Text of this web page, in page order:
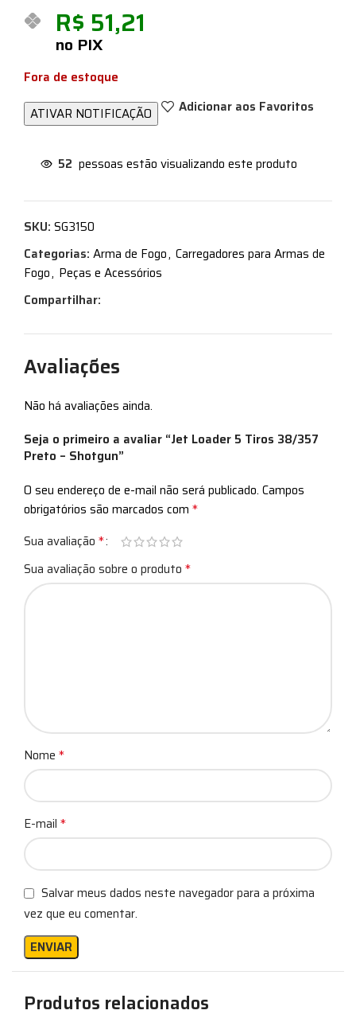
R$ 51,21
no PIX
Fora de estoque
Adicionar aos Favoritos
52 pessoas estão visualizando este produto
SKU: SG3150
Categorias: Arma de Fogo, Carregadores para Armas de
Fogo, Peças e Acessórios
Compartilhar:
Avaliações
Não há avaliações ainda.
Seja o primeiro a avaliar “Jet Loader 5 Tiros 38/357
Preto – Shotgun”
O seu endereço de e-mail não será publicado. Campos
obrigatórios são marcados com *
Sua avaliação *
Sua avaliação sobre o produto *
Nome *
E-mail *
Salvar meus dados neste navegador para a próxima
vez que eu comentar.
Produtos relacionados